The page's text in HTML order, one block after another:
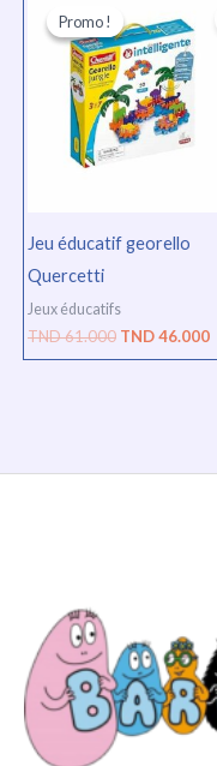
Promo !
Jeu éducatif georello
Quercetti
Promo !
Jeux éducatifs
TND61.000
initial
était :
TND
61.000.
TND46.000